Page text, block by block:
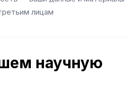
лицам
научную